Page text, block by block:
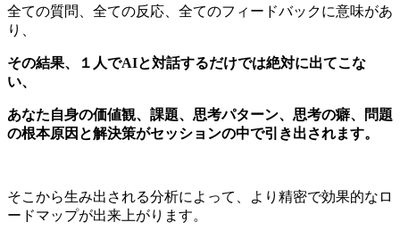
全ての質問、全ての反応、全てのフィードバックに意味があ
り、
その結果、１人でAIと対話するだけでは絶対に出てこな
い、
あなた自身の価値観、課題、思考パターン、思考の癖、問題
の根本原因と解決策がセッションの中で引き出されます。
そこから生み出される分析によって、より精密で効果的なロ
ードマップが出来上がります。